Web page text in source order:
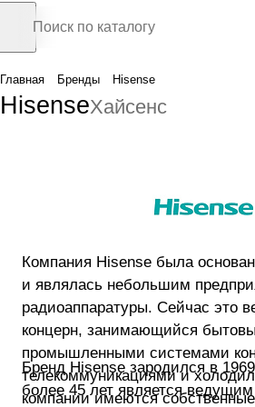
Главная Бренды Hisense
HisenseХайсенс
Компания Hisense была
и являлась небольшим
радиоаппаратуры. Сейчас это
концерн, занимающийся
промышленными системами
телекоммуникациями и
компании имеются собственные
Бренд Hisense зародился в
более 45 лет является